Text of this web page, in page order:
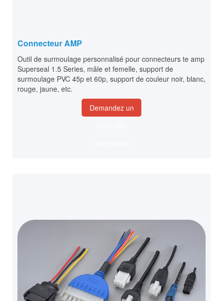
Connecteur AMP
Outil de surmoulage personnalisé pour connecteurs te amp
Superseal 1.5 Series, mâle et femelle, support de
surmoulage PVC 45p et 60p, support de couleur noir, blanc,
rouge, jaune, etc.
Demandez un